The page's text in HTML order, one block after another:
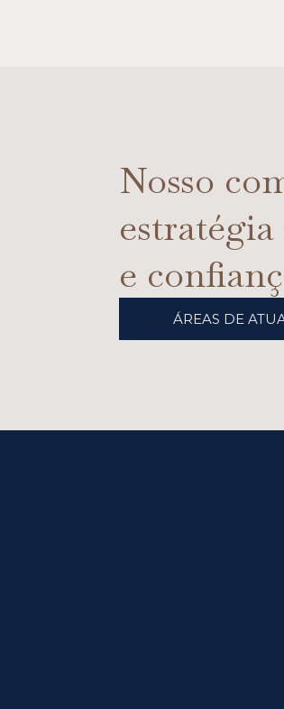
Nosso
e
ÁREAS DE